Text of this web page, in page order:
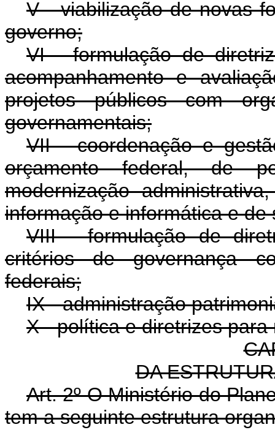
V - viabilização de novas
governo;
VI - formulação de
acompanhamento e
projetos públicos com
governamentais;
VII - coordenação e
orçamento federal, de
modernização
informação e informática e de
VIII - formulação de
critérios de governança
federais;
IX - administração
X - política e diretrizes
DA
Art. 2º O Ministério do
tem a seguinte estrutura